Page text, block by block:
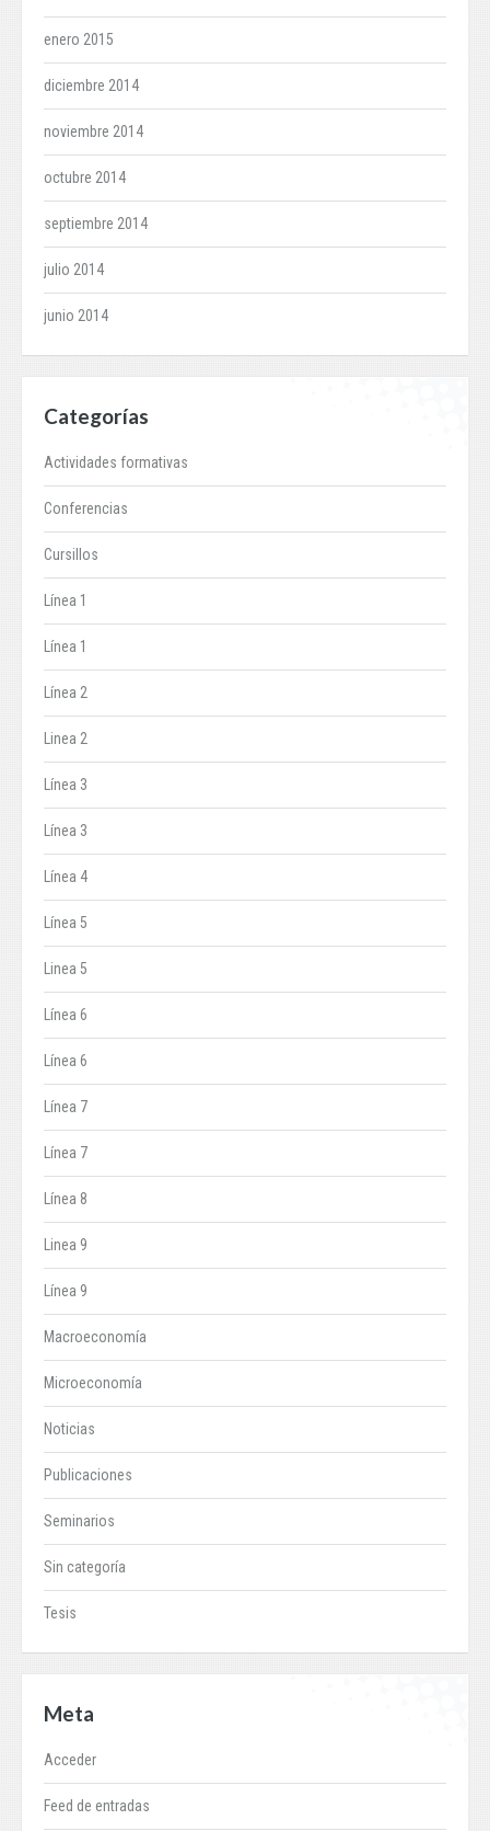
enero 2015
diciembre 2014
noviembre 2014
octubre 2014
septiembre 2014
julio 2014
junio 2014
Categorías
Actividades formativas
Conferencias
Cursillos
Línea 1
Línea 1
Línea 2
Linea 2
Línea 3
Línea 3
Línea 4
Línea 5
Linea 5
Línea 6
Línea 6
Línea 7
Línea 7
Línea 8
Linea 9
Línea 9
Macroeconomía
Microeconomía
Noticias
Publicaciones
Seminarios
Sin categoría
Tesis
Meta
Acceder
Feed de entradas